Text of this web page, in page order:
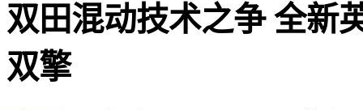
双田混动技术之争 全新
双擎